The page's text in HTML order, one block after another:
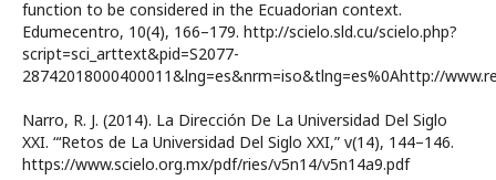
function to be considered in the Ecuadorian context.
Edumecentro, 10(4), 166–179. http://scielo.sld.cu/scielo.php?
script=sci_arttext&pid=S2077-
28742018000400011&lng=es&nrm=iso&tlng=es%0Ahttp://
Narro, R. J. (2014). La Dirección De La Universidad Del Siglo
XXI. “‘Retos de La Universidad Del Siglo XXI,” v(14), 144–146.
https://www.scielo.org.mx/pdf/ries/v5n14/v5n14a9.pdf